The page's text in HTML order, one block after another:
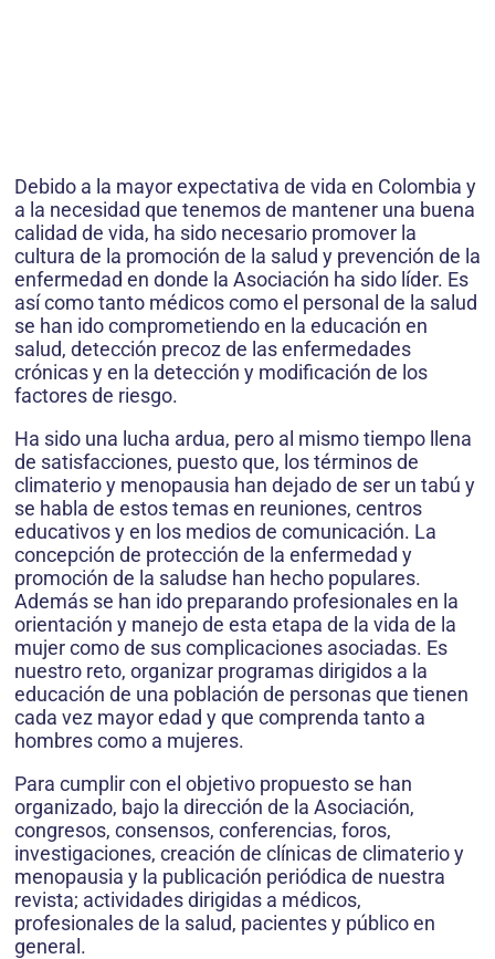
Debido a la mayor expectativa de vida en Colombia y
a la necesidad que tenemos de mantener una buena
calidad de vida, ha sido necesario promover la
cultura de la promoción de la salud y prevención de la
enfermedad en donde la Asociación ha sido líder. Es
así como tanto médicos como el personal de la salud
se han ido comprometiendo en la educación en
salud, detección precoz de las enfermedades
crónicas y en la detección y modificación de los
factores de riesgo.
Ha sido una lucha ardua, pero al mismo tiempo llena
de satisfacciones, puesto que, los términos de
climaterio y menopausia han dejado de ser un tabú y
se habla de estos temas en reuniones, centros
educativos y en los medios de comunicación. La
concepción de protección de la enfermedad y
promoción de la saludse han hecho populares.
Además se han ido preparando profesionales en la
orientación y manejo de esta etapa de la vida de la
mujer como de sus complicaciones asociadas. Es
nuestro reto, organizar programas dirigidos a la
educación de una población de personas que tienen
cada vez mayor edad y que comprenda tanto a
hombres como a mujeres.
Para cumplir con el objetivo propuesto se han
organizado, bajo la dirección de la Asociación,
congresos, consensos, conferencias, foros,
investigaciones, creación de clínicas de climaterio y
menopausia y la publicación periódica de nuestra
revista; actividades dirigidas a médicos,
profesionales de la salud, pacientes y público en
general.